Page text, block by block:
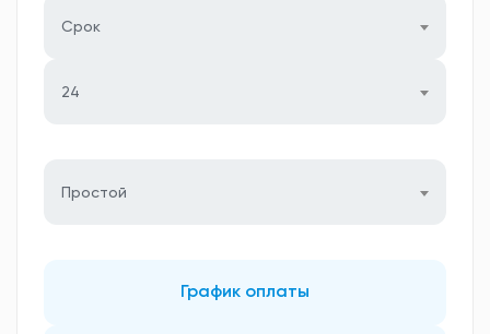
Срок
24
Простой
График оплаты